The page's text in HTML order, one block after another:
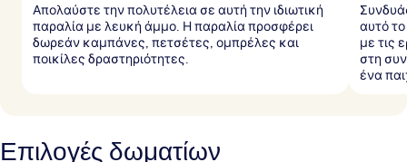
Απολαύστε την πολυτέλεια σε αυτή την ιδιωτική
παραλία με λευκή άμμο. Η παραλία προσφέρει
δωρεάν καμπάνες, πετσέτες, ομπρέλες και
ποικίλες δραστηριότητες.
αυτό
με τις
στη
ένα
Επιλογές δωματίων